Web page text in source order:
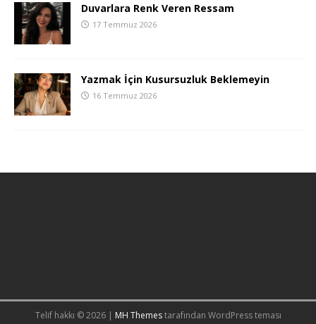
Duvarlara Renk Veren Ressam
17 Temmuz 2026
Yazmak İçin Kusursuzluk Beklemeyin
16 Temmuz 2026
Telif hakkı © 2026 | MH Themestarafından WordPress teması